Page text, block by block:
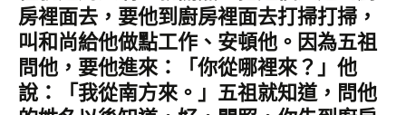
房裡面去，要他到廚房裡面去打掃打掃，
叫和尚給他做點工作、安頓他。因為五祖
問他，要他進來：「你從哪裡來？」他
說：「我從南方來。」五祖就知道，問他